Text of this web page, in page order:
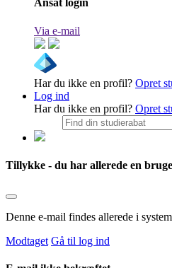
Ansat login
Via e-mail
Har du ikke en profil? Opret
Log ind
Har du ikke en profil? Opret
Tillykke - du har allerede en
Denne e-mail findes allerede i
Modtaget Gå til log ind